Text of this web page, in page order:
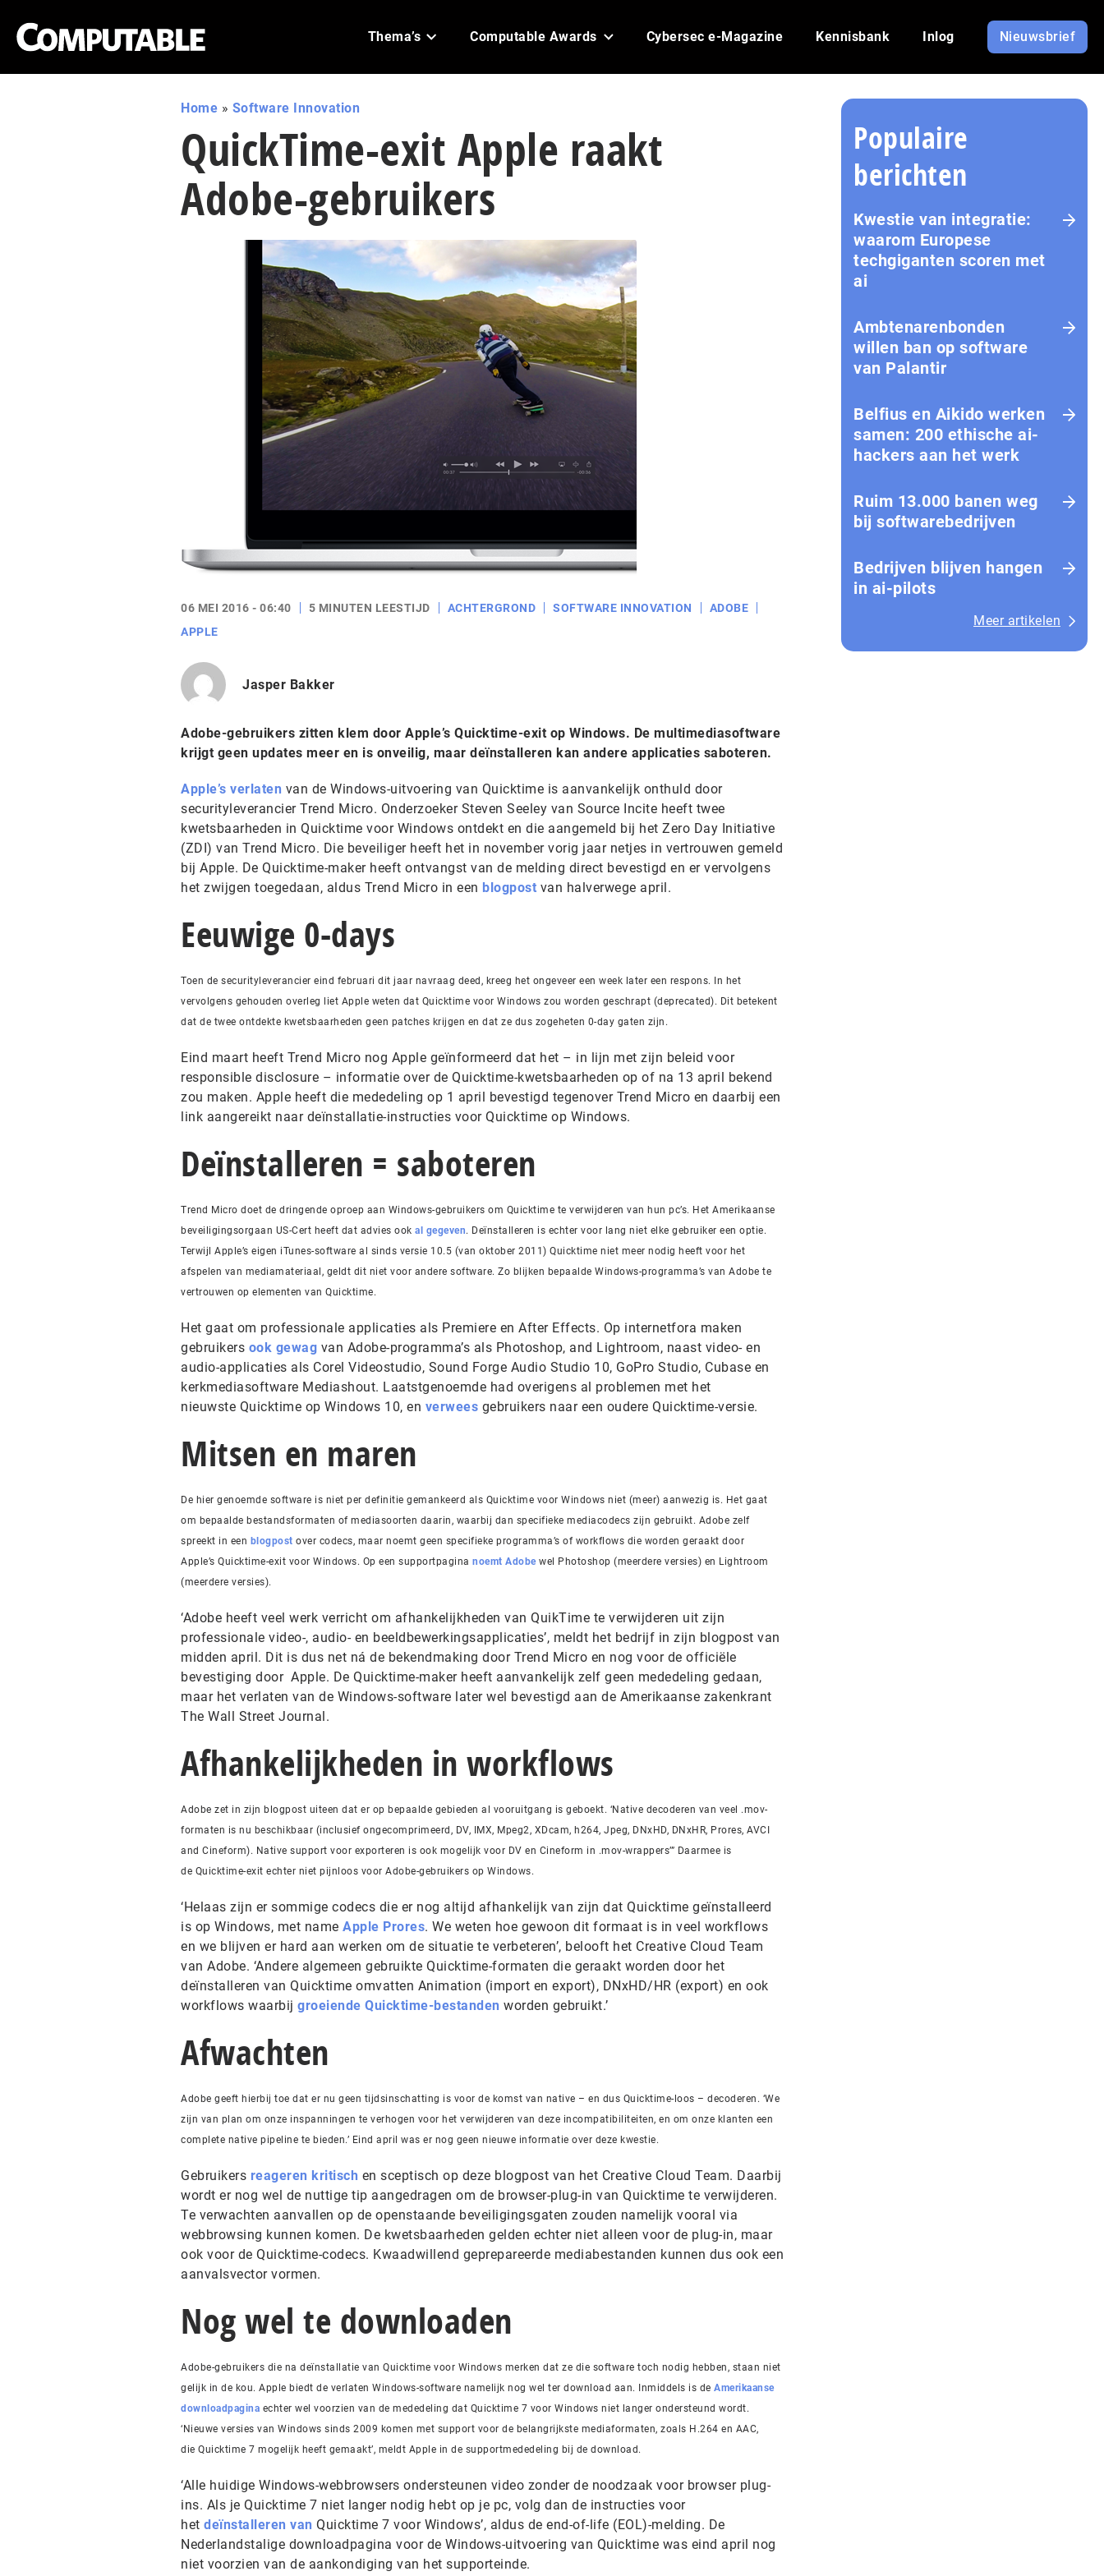
Thema’s Computable Awards Cybersec e-Magazine Kennisbank Inlog Nieuwsbrief
Home » Software Innovation
QuickTime-exit Apple raakt
Adobe-gebruikers
06 MEI 2016 - 06:40 5 MINUTEN LEESTIJD ACHTERGROND SOFTWARE INNOVATION
ADOBE
APPLE
Jasper Bakker
Adobe-gebruikers zitten klem door Apple’s Quicktime-exit op Windows. De multimediasoftware
krijgt geen updates meer en is onveilig, maar deïnstalleren kan andere applicaties saboteren.
Apple’s verlaten van de Windows-uitvoering van Quicktime is aanvankelijk onthuld door
securityleverancier Trend Micro. Onderzoeker Steven Seeley van Source Incite heeft twee
kwetsbaarheden in Quicktime voor Windows ontdekt en die aangemeld bij het Zero Day Initiative
(ZDI) van Trend Micro. Die beveiliger heeft het in november vorig jaar netjes in vertrouwen gemeld
bij Apple. De Quicktime-maker heeft ontvangst van de melding direct bevestigd en er vervolgens
het zwijgen toegedaan, aldus Trend Micro in een blogpost van halverwege april.
Eeuwige 0-days
Toen de securityleverancier eind februari dit jaar navraag deed, kreeg het ongeveer een week later een respons. In het
vervolgens gehouden overleg liet Apple weten dat Quicktime voor Windows zou worden geschrapt (deprecated). Dit betekent
dat de twee ontdekte kwetsbaarheden geen patches krijgen en dat ze dus zogeheten 0-day gaten zijn.
Eind maart heeft Trend Micro nog Apple geïnformeerd dat het – in lijn met zijn beleid voor
responsible disclosure – informatie over de Quicktime-kwetsbaarheden op of na 13 april bekend
zou maken. Apple heeft die mededeling op 1 april bevestigd tegenover Trend Micro en daarbij een
link aangereikt naar deïnstallatie-instructies voor Quicktime op Windows.
Deïnstalleren = saboteren
Trend Micro doet de dringende oproep aan Windows-gebruikers om Quicktime te verwijderen van hun pc’s. Het Amerikaanse
beveiligingsorgaan US-Cert heeft dat advies ook al gegeven. Deïnstalleren is echter voor lang niet elke gebruiker een optie.
Terwijl Apple’s eigen iTunes-software al sinds versie 10.5 (van oktober 2011) Quicktime niet meer nodig heeft voor het
afspelen van mediamateriaal, geldt dit niet voor andere software. Zo blijken bepaalde Windows-programma’s van Adobe te
vertrouwen op elementen van Quicktime.
Het gaat om professionale applicaties als Premiere en After Effects. Op internetfora maken
gebruikers ook gewag van Adobe-programma’s als Photoshop, and Lightroom, naast video- en
audio-applicaties als Corel Videostudio, Sound Forge Audio Studio 10, GoPro Studio, Cubase en
kerkmediasoftware Mediashout. Laatstgenoemde had overigens al problemen met het
nieuwste Quicktime op Windows 10, en verwees gebruikers naar een oudere Quicktime-versie.
Mitsen en maren
De hier genoemde software is niet per definitie gemankeerd als Quicktime voor Windows niet (meer) aanwezig is. Het gaat
om bepaalde bestandsformaten of mediasoorten daarin, waarbij dan specifieke mediacodecs zijn gebruikt. Adobe zelf
spreekt in een blogpost over codecs, maar noemt geen specifieke programma’s of workflows die worden geraakt door
Apple’s Quicktime-exit voor Windows. Op een supportpagina noemt Adobewel Photoshop (meerdere versies) en Lightroom
(meerdere versies).
‘Adobe heeft veel werk verricht om afhankelijkheden van QuikTime te verwijderen uit zijn
professionale video-, audio- en beeldbewerkingsapplicaties’, meldt het bedrijf in zijn blogpost van
midden april. Dit is dus net ná de bekendmaking door Trend Micro en nog voor de officiële
bevestiging door Apple. De Quicktime-maker heeft aanvankelijk zelf geen mededeling gedaan,
maar het verlaten van de Windows-software later wel bevestigd aan de Amerikaanse zakenkrant
The Wall Street Journal.
Afhankelijkheden in workflows
Adobe zet in zijn blogpost uiteen dat er op bepaalde gebieden al vooruitgang is geboekt. ‘Native decoderen van veel .mov-
formaten is nu beschikbaar (inclusief ongecomprimeerd, DV, IMX, Mpeg2, XDcam, h264, Jpeg, DNxHD, DNxHR, Prores, AVCI
and Cineform). Native support voor exporteren is ook mogelijk voor DV en Cineform in .mov-wrappers’” Daarmee is
de Quicktime-exit echter niet pijnloos voor Adobe-gebruikers op Windows.
‘Helaas zijn er sommige codecs die er nog altijd afhankelijk van zijn dat Quicktime geïnstalleerd
is op Windows, met name Apple Prores. We weten hoe gewoon dit formaat is in veel workflows
en we blijven er hard aan werken om de situatie te verbeteren’, belooft het Creative Cloud Team
van Adobe. ‘Andere algemeen gebruikte Quicktime-formaten die geraakt worden door het
deïnstalleren van Quicktime omvatten Animation (import en export), DNxHD/HR (export) en ook
workflows waarbij groeiende Quicktime-bestanden worden gebruikt.’
Afwachten
Adobe geeft hierbij toe dat er nu geen tijdsinschatting is voor de komst van native – en dus Quicktime-loos – decoderen. ‘We
zijn van plan om onze inspanningen te verhogen voor het verwijderen van deze incompatibiliteiten, en om onze klanten een
complete native pipeline te bieden.’ Eind april was er nog geen nieuwe informatie over deze kwestie.
Gebruikers reageren kritisch en sceptisch op deze blogpost van het Creative Cloud Team. Daarbij
wordt er nog wel de nuttige tip aangedragen om de browser-plug-in van Quicktime te verwijderen.
Te verwachten aanvallen op de openstaande beveiligingsgaten zouden namelijk vooral via
webbrowsing kunnen komen. De kwetsbaarheden gelden echter niet alleen voor de plug-in, maar
ook voor de Quicktime-codecs. Kwaadwillend geprepareerde mediabestanden kunnen dus ook een
aanvalsvector vormen.
Nog wel te downloaden
Adobe-gebruikers die na deïnstallatie van Quicktime voor Windows merken dat ze die software toch nodig hebben, staan niet
gelijk in de kou. Apple biedt de verlaten Windows-software namelijk nog wel ter download aan. Inmiddels is de Amerikaanse
downloadpagina echter wel voorzien van de mededeling dat Quicktime 7 voor Windows niet langer ondersteund wordt.
‘Nieuwe versies van Windows sinds 2009 komen met support voor de belangrijkste mediaformaten, zoals H.264 en AAC,
die Quicktime 7 mogelijk heeft gemaakt’, meldt Apple in de supportmededeling bij de download.
‘Alle huidige Windows-webbrowsers ondersteunen video zonder de noodzaak voor browser plug-
ins. Als je Quicktime 7 niet langer nodig hebt op je pc, volg dan de instructies voor
het deïnstalleren van Quicktime 7 voor Windows’, aldus de end-of-life (EOL)-melding. De
Nederlandstalige downloadpagina voor de Windows-uitvoering van Quicktime was eind april nog
niet voorzien van de aankondiging van het supporteinde.
Populaire
berichten
Kwestie van integratie:
waarom Europese
techgiganten scoren met
ai
Amb­te­na­ren­bon­den
willen ban op software
van Palantir
Belfius en Aikido werken
samen: 200 ethische ai-
hackers aan het werk
Ruim 13.000 banen weg
bij softwarebedrijven
Bedrijven blijven hangen
in ai-pilots
Meer artikelen